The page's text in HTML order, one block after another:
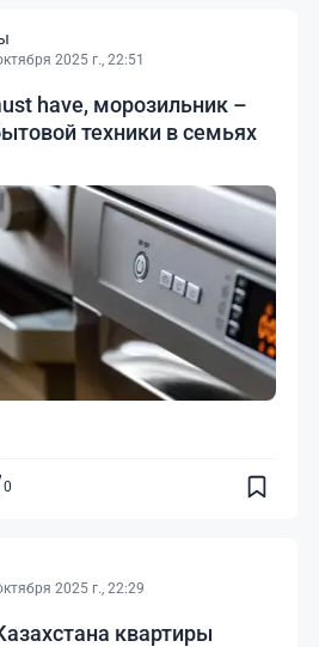
2025 г., 22:51
have, морозильник –
техники в семьях
0
2025 г., 22:29
квартиры